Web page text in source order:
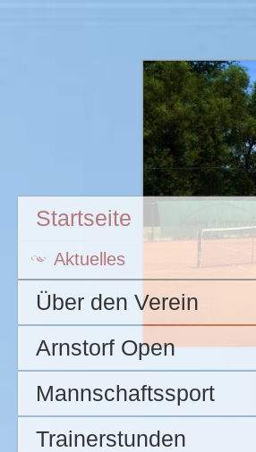
Startseite
Aktuelles
Über den Verein
Arnstorf Open
Mannschaftssport
Trainerstunden